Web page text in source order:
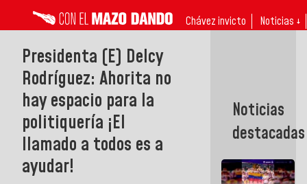
Chávez invicto Noticias ↓
Presidenta (E) Delcy
Rodríguez: Ahorita no
hay espacio para la
politiquería ¡El
llamado a todos es a
ayudar!
Noticias
destacadas